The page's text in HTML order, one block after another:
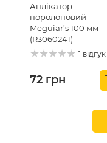
Аплікатор
поролоновий
Meguiar’s 100 мм
(R3060241)
1 відгук
72 грн